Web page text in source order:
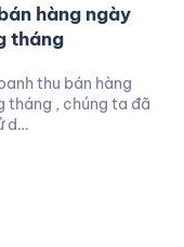
hàng ngày
tháng
thu bán hàng
tháng , chúng ta đã
d…